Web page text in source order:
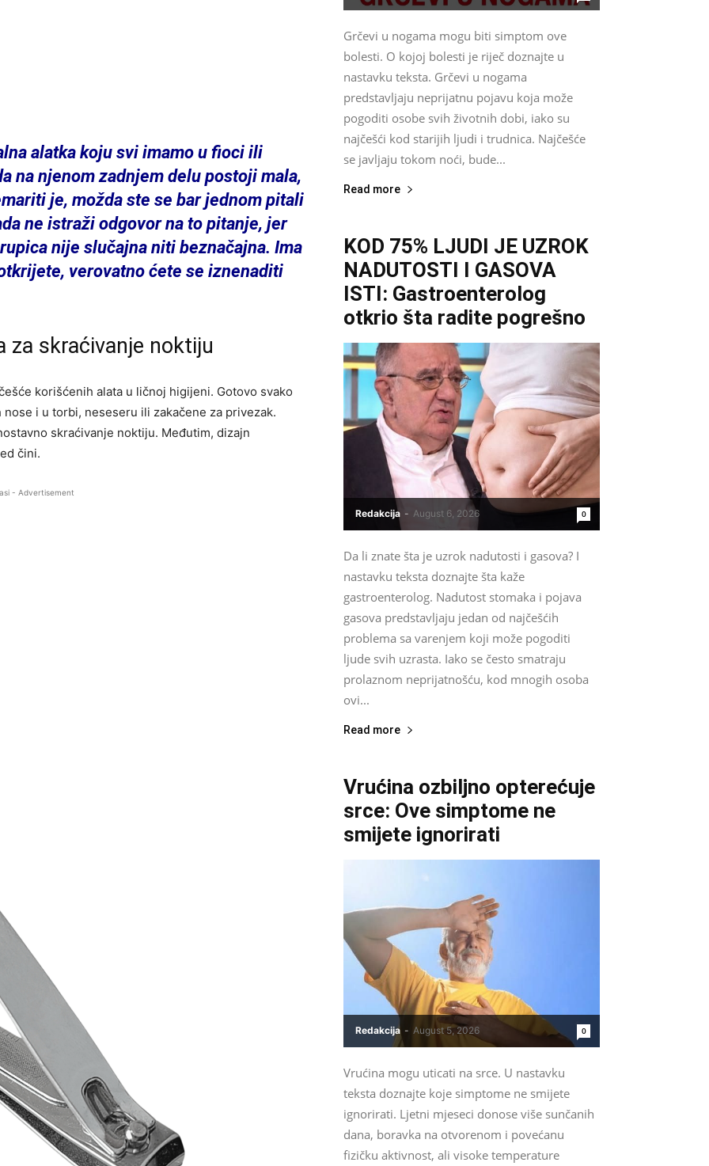
alatka koju svi imamo u fioci ili
na njenom zadnjem delu postoji mala,
je, možda ste se bar jednom pitali
ne istraži odgovor na to pitanje, jer
nije slučajna niti beznačajna. Ima
verovatno ćete se iznenaditi
za skraćivanje noktiju
korišćenih alata u ličnoj higijeni. Gotovo svako
i u torbi, neseseru ili zakačene za privezak.
skraćivanje noktiju. Međutim, dizajn
čini.
- Advertisement
Grčevi u nogama mogu biti simptom ove
bolesti. O kojoj bolesti je riječ doznajte u
nastavku teksta. Grčevi u nogama
predstavljaju neprijatnu pojavu koja može
pogoditi osobe svih životnih dobi, iako su
najčešći kod starijih ljudi i trudnica. Najčešće
se javljaju tokom noći, bude...
Read more
KOD 75% LJUDI JE UZROK
NADUTOSTI I GASOVA
ISTI: Gastroenterolog
otkrio šta radite pogrešno
Redakcija - August 6, 2026 0
Da li znate šta je uzrok nadutosti i gasova? I
nastavku teksta doznajte šta kaže
gastroenterolog. Nadutost stomaka i pojava
gasova predstavljaju jedan od najčešćih
problema sa varenjem koji može pogoditi
ljude svih uzrasta. Iako se često smatraju
prolaznom neprijatnošću, kod mnogih osoba
ovi...
Read more
Vrućina ozbiljno opterećuje
srce: Ove simptome ne
smijete ignorirati
Redakcija - August 5, 2026 0
Vrućina mogu uticati na srce. U nastavku
teksta doznajte koje simptome ne smijete
ignorirati. Ljetni mjeseci donose više sunčanih
dana, boravka na otvorenom i povećanu
fizičku aktivnost, ali visoke temperature